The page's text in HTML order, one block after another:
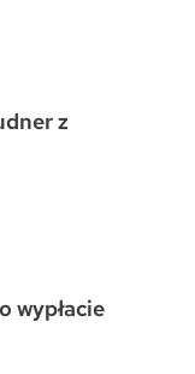
z
wypłacie